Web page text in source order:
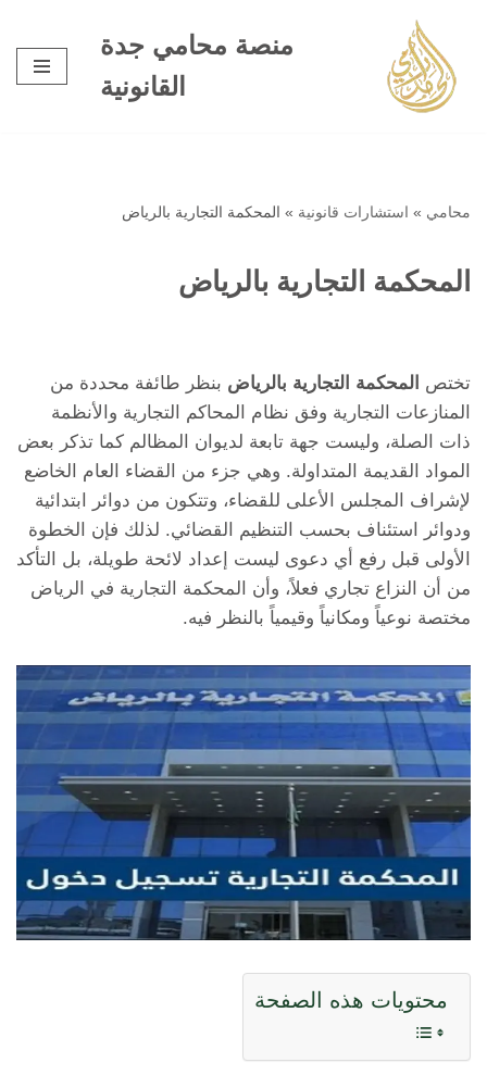
تخطى
إلى
المحتوى
منصة محامي جدة
القانونية
محامي » استشارات قانونية » المحكمة التجارية بالرياض
المحكمة التجارية بالرياض
تختص المحكمة التجارية بالرياض بنظر طائفة محددة من
المنازعات التجارية وفق نظام المحاكم التجارية والأنظمة
ذات الصلة، وليست جهة تابعة لديوان المظالم كما تذكر بعض
المواد القديمة المتداولة. وهي جزء من القضاء العام الخاضع
لإشراف المجلس الأعلى للقضاء، وتتكون من دوائر ابتدائية
ودوائر استئناف بحسب التنظيم القضائي. لذلك فإن الخطوة
الأولى قبل رفع أي دعوى ليست إعداد لائحة طويلة، بل التأكد
من أن النزاع تجاري فعلاً، وأن المحكمة التجارية في الرياض
مختصة نوعياً ومكانياً وقيمياً بالنظر فيه.
محتويات هذه الصفحة